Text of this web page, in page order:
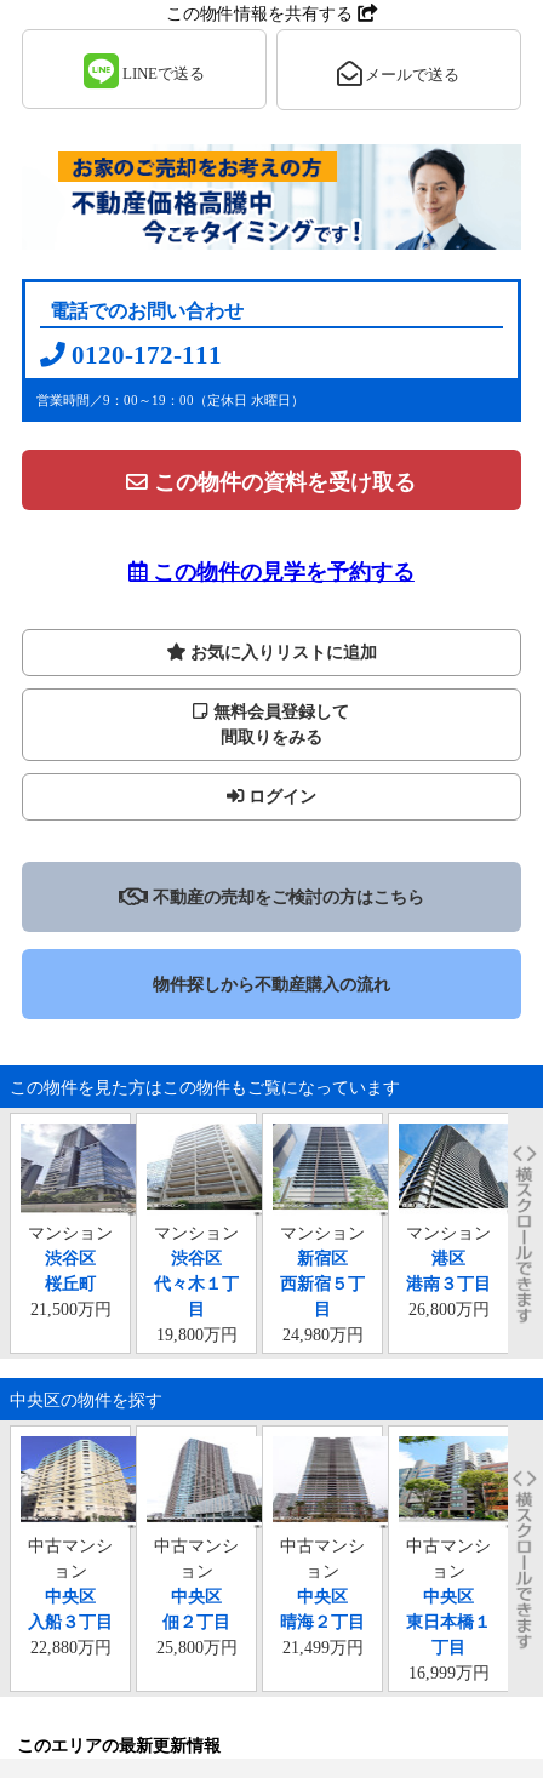
この物件情報を共有する
LINEで送る メールで送る
電話でのお問い合わせ
0120-172-111
営業時間／9：00～19：00（定休日 水曜日）
この物件の資料を受け取る
この物件の見学を予約する
お気に入りリストに追加
無料会員登録して
間取りをみる
ログイン
不動産の売却をご検討の方はこちら
物件探しから不動産購入の流れ
この物件を見た方はこの物件もご覧になっています
マンション
渋谷区
桜丘町
21,500万円
マンション
渋谷区
代々木１丁
目
19,800万円
マンション
新宿区
西新宿５丁
目
24,980万円
マンション
港区
港南３丁目
26,800万円
中央区の物件を探す
中古マンシ
ョン
中央区
入船３丁目
22,880万円
中古マンシ
ョン
中央区
佃２丁目
25,800万円
中古マンシ
ョン
中央区
晴海２丁目
21,499万円
中古マンシ
ョン
中央区
東日本橋１
丁目
16,999万円
このエリアの最新更新情報